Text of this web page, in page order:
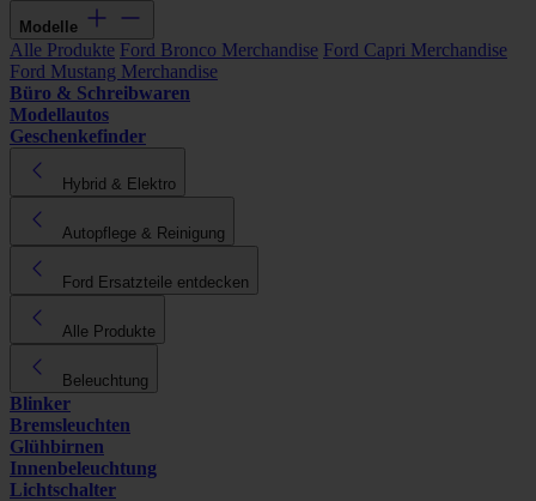
Modelle
Alle Produkte Ford Bronco Merchandise Ford Capri Merchandise
Ford Mustang Merchandise
Büro & Schreibwaren
Modellautos
Geschenkefinder
Hybrid & Elektro
Autopflege & Reinigung
Ford Ersatzteile entdecken
Alle Produkte
Beleuchtung
Blinker
Bremsleuchten
Glühbirnen
Innenbeleuchtung
Lichtschalter